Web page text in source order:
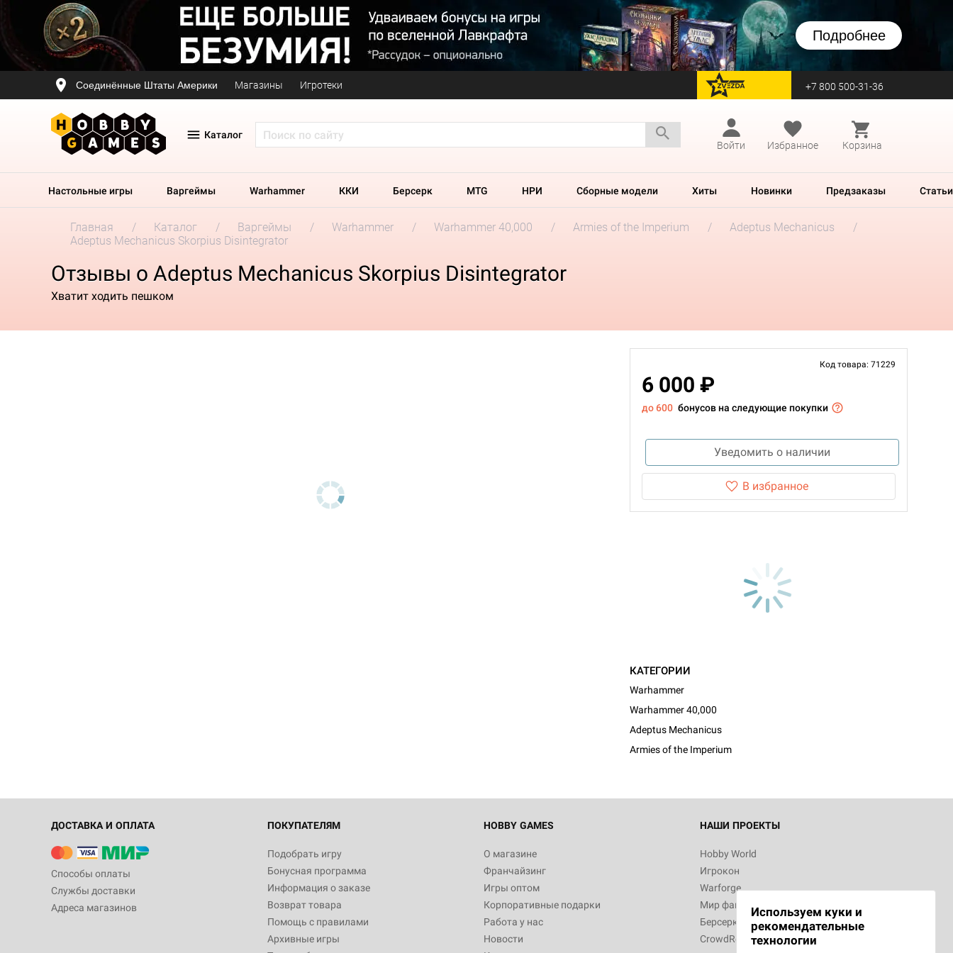
Подробнее
Соединённые Штаты Америки Магазины Игротеки перейти на Zvezda +7 800 500-31-36
Каталог
Войти
Избранное Корзина
Настольные игры Варгеймы Warhammer ККИ Берсерк MTG НРИ Сборные модели Хиты Новинки Предзаказы Статьи
Главная Каталог Варгеймы Warhammer Warhammer 40,000 Armies of the Imperium
Adeptus Mechanicus
Adeptus Mechanicus Skorpius Disintegrator
Отзывы о Adeptus Mechanicus Skorpius Disintegrator
Хватит ходить пешком
Код товара: 71229
6 000 ₽
до 600 бонусов на следующие покупки
Уведомить о наличии
В избранное
КАТЕГОРИИ
Warhammer
Warhammer 40,000
Adeptus Mechanicus
Armies of the Imperium
ДОСТАВКА И ОПЛАТА
Способы оплаты
Службы доставки
Адреса магазинов
ПОКУПАТЕЛЯМ
Подобрать игру
Бонусная программа
Информация о заказе
Возврат товара
Помощь с правилами
Архивные игры
HOBBY GAMES
О магазине
Франчайзинг
Игры оптом
Корпоративные подарки
Работа у нас
Новости
НАШИ ПРОЕКТЫ
Hobby World
Игрокон
Warforge
Мир фантастики
Берсерк
CrowdRepublic
Используем куки и
рекомендательные
технологии